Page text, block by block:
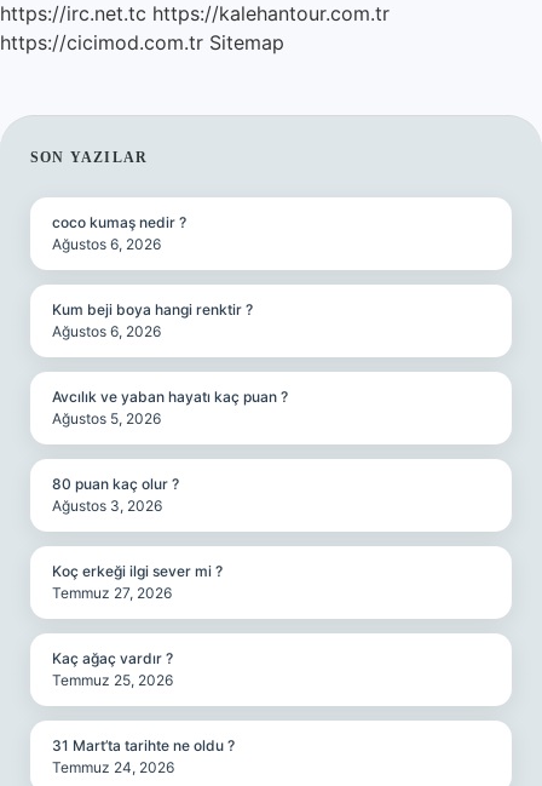
https://irc.net.tc https://kalehantour.com.tr
https://cicimod.com.tr Sitemap
SIDEBAR
SON YAZILAR
coco kumaş nedir ?
Ağustos 6, 2026
Kum beji boya hangi renktir ?
Ağustos 6, 2026
Avcılık ve yaban hayatı kaç puan ?
Ağustos 5, 2026
80 puan kaç olur ?
Ağustos 3, 2026
Koç erkeği ilgi sever mi ?
Temmuz 27, 2026
Kaç ağaç vardır ?
Temmuz 25, 2026
31 Mart’ta tarihte ne oldu ?
Temmuz 24, 2026